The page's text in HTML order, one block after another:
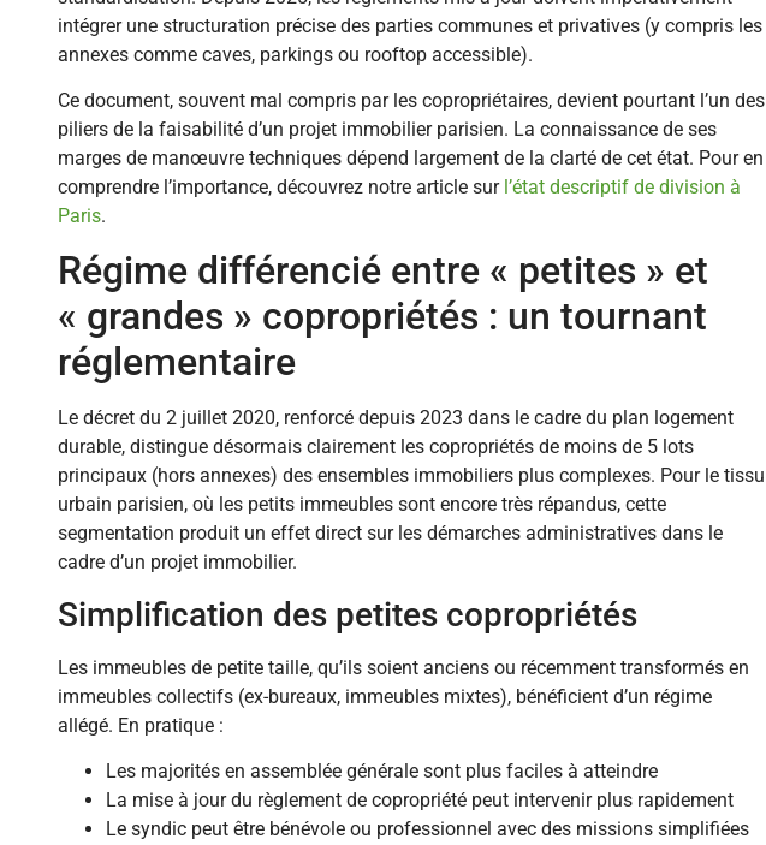
intégrer une structuration précise des parties communes et privatives (y compris les
annexes comme caves, parkings ou rooftop accessible).
Ce document, souvent mal compris par les copropriétaires, devient pourtant l’un des
piliers de la faisabilité d’un projet immobilier parisien. La connaissance de ses
marges de manœuvre techniques dépend largement de la clarté de cet état. Pour en
comprendre l’importance, découvrez notre article sur l’état descriptif de division à
Paris.
Régime différencié entre « petites » et
« grandes » copropriétés : un tournant
réglementaire
Le décret du 2 juillet 2020, renforcé depuis 2023 dans le cadre du plan logement
durable, distingue désormais clairement les copropriétés de moins de 5 lots
principaux (hors annexes) des ensembles immobiliers plus complexes. Pour le tissu
urbain parisien, où les petits immeubles sont encore très répandus, cette
segmentation produit un effet direct sur les démarches administratives dans le
cadre d’un projet immobilier.
Simplification des petites copropriétés
Les immeubles de petite taille, qu’ils soient anciens ou récemment transformés en
immeubles collectifs (ex-bureaux, immeubles mixtes), bénéficient d’un régime
allégé. En pratique :
Les majorités en assemblée générale sont plus faciles à atteindre
La mise à jour du règlement de copropriété peut intervenir plus rapidement
Le syndic peut être bénévole ou professionnel avec des missions simplifiées